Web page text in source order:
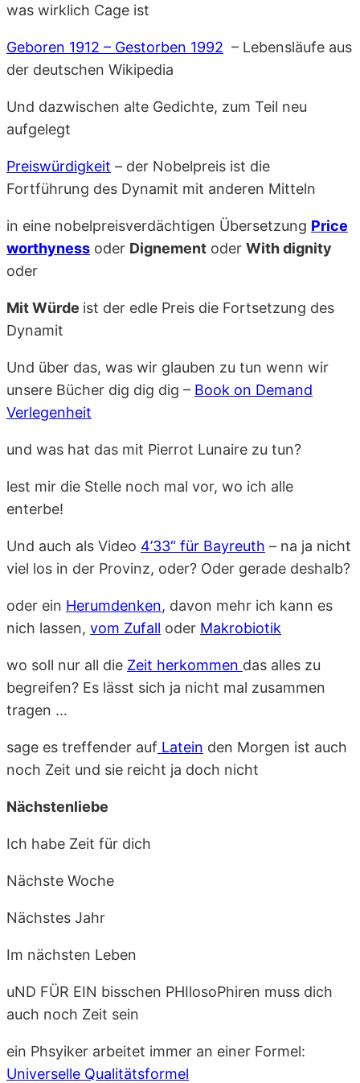
was wirklich Cage ist
Geboren 1912 – Gestorben 1992 – Lebensläufe aus
der deutschen Wikipedia
Und dazwischen alte Gedichte, zum Teil neu
aufgelegt
Preiswürdigkeit – der Nobelpreis ist die
Fortführung des Dynamit mit anderen Mitteln
in eine nobelpreisverdächtigen Übersetzung Price
worthyness oder Dignement oder With dignity
oder
Mit Würde ist der edle Preis die Fortsetzung des
Dynamit
Und über das, was wir glauben zu tun wenn wir
unsere Bücher dig dig dig – Book on Demand
Verlegenheit
und was hat das mit Pierrot Lunaire zu tun?
lest mir die Stelle noch mal vor, wo ich alle
enterbe!
Und auch als Video 4’33“ für Bayreuth – na ja nicht
viel los in der Provinz, oder? Oder gerade deshalb?
oder ein Herumdenken, davon mehr ich kann es
nich lassen, vom Zufall oder Makrobiotik
wo soll nur all die Zeit herkommen das alles zu
begreifen? Es lässt sich ja nicht mal zusammen
tragen …
sage es treffender auf Latein den Morgen ist auch
noch Zeit und sie reicht ja doch nicht
Nächstenliebe
Ich habe Zeit für dich
Nächste Woche
Nächstes Jahr
Im nächsten Leben
uND FÜR EIN bisschen PHIlosoPhiren muss dich
auch noch Zeit sein
ein Phsyiker arbeitet immer an einer Formel:
Universelle Qualitätsformel